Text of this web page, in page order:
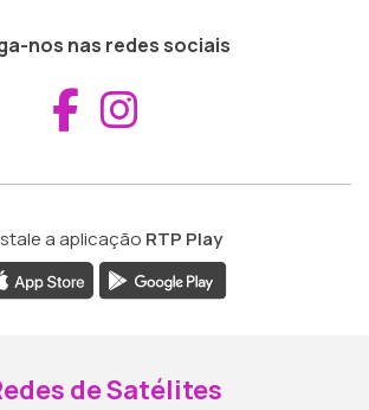
nos nas redes sociais
Aceder ao
a aplicação RTP Play
de Satélites